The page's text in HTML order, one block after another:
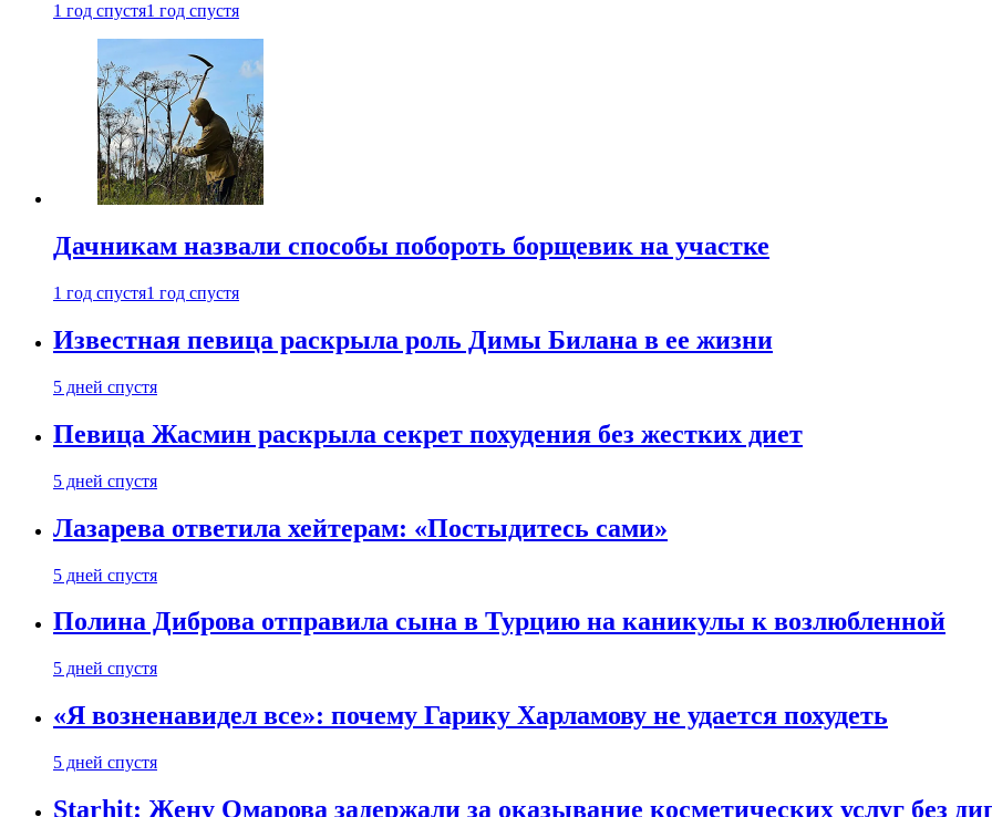
1 год спустя1 год спустя
Дачникам назвали способы побороть борщевик на участке
1 год спустя1 год спустя
Известная певица раскрыла роль Димы Билана в ее жизни
5 дней спустя
Певица Жасмин раскрыла секрет похудения без жестких диет
5 дней спустя
Лазарева ответила хейтерам: «Постыдитесь сами»
5 дней спустя
Полина Диброва отправила сына в Турцию на каникулы к возлюбленной
5 дней спустя
«Я возненавидел все»: почему Гарику Харламову не удается похудеть
5 дней спустя
Starhit: Жену Омарова задержали за оказывание косметических услуг без